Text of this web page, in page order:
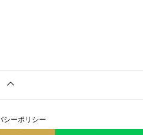
シーポリシー